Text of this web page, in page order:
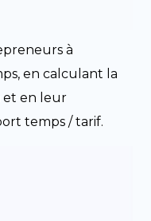
à
en calculant la
et en leur
temps / tarif.